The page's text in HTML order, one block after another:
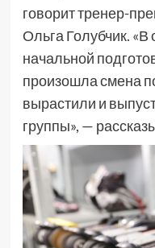
говорит тренер-
Ольга Голубчик. «В
начальной
произошла смена
вырастили и
группы», —